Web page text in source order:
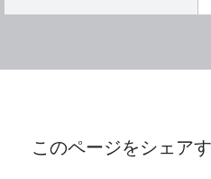
このページをシェア